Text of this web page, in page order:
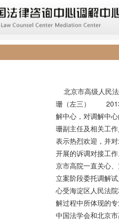
北京市高级人民
珊（左三） 2013
解中心，对调解中
珊副主任及相关工
表示热烈欢迎，并
开展的诉调对接工
京市高院一直关心
立案阶段委托调解
心受海淀区人民法
解过程中所体现的
中国法学会和北京